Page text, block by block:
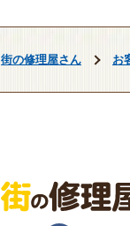
街の修理屋さん お